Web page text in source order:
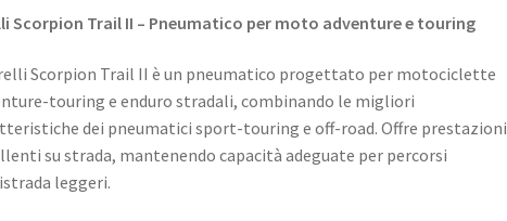
Scorpion Trail II – Pneumatico per moto adventure e touring
Scorpion Trail II è un pneumatico progettato per motociclette
touring e enduro stradali, combinando le migliori
dei pneumatici sport-touring e off-road. Offre prestazioni
su strada, mantenendo capacità adeguate per percorsi
leggeri.